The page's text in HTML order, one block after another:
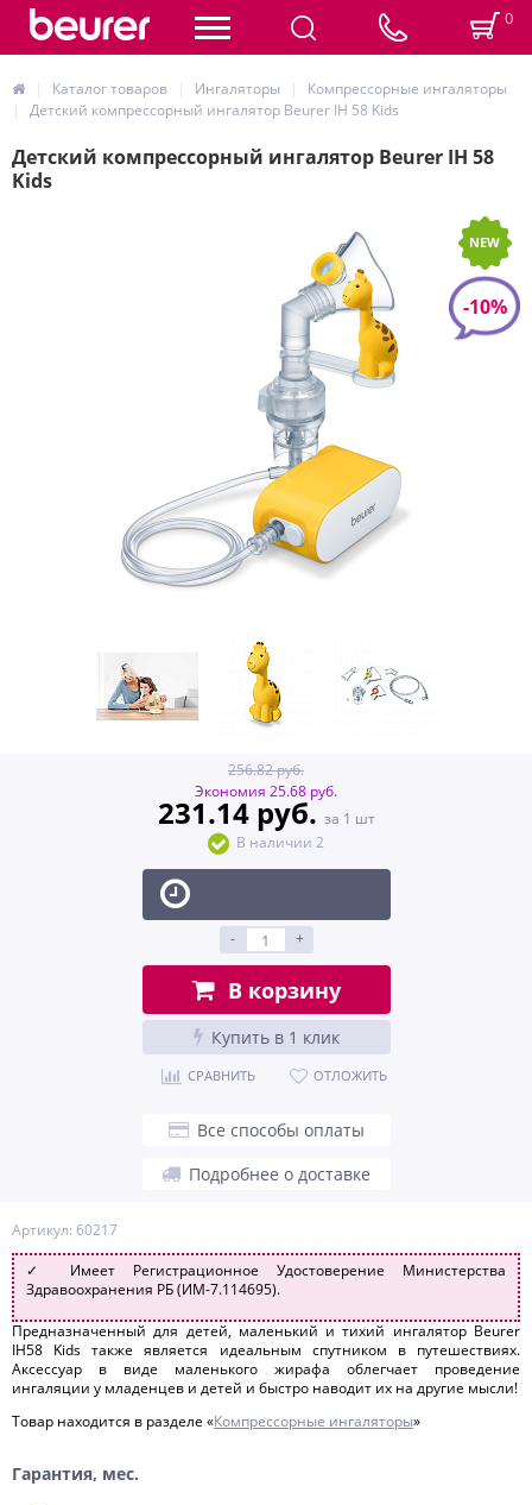
0
Каталог товаров Ингаляторы
Компрессорные ингаляторы
Детский компрессорный ингалятор Beurer IH 58 Kids
Детский компрессорный ингалятор Beurer IH 58
Kids
NEW
-10%
Артикул: 60217
✓ Имеет Регистрационное Удостоверение Министерства
Здравоохранения РБ (ИМ-7.114695).
Предназначенный для детей, маленький и тихий ингалятор Beurer
IH58 Kids также является идеальным спутником в путешествиях.
Аксессуар в виде маленького жирафа облегчает проведение
ингаляции у младенцев и детей и быстро наводит их на другие мысли!
Товар находится в разделе «Компрессорные ингаляторы»
Гарантия, мес.
256.82 руб.
Экономия 25.68 руб.
231.14 руб. за 1 шт
В наличии 2
- +
В корзину
Купить в 1 клик
СРАВНИТЬ ОТЛОЖИТЬ
Все способы оплаты
Подробнее о доставке